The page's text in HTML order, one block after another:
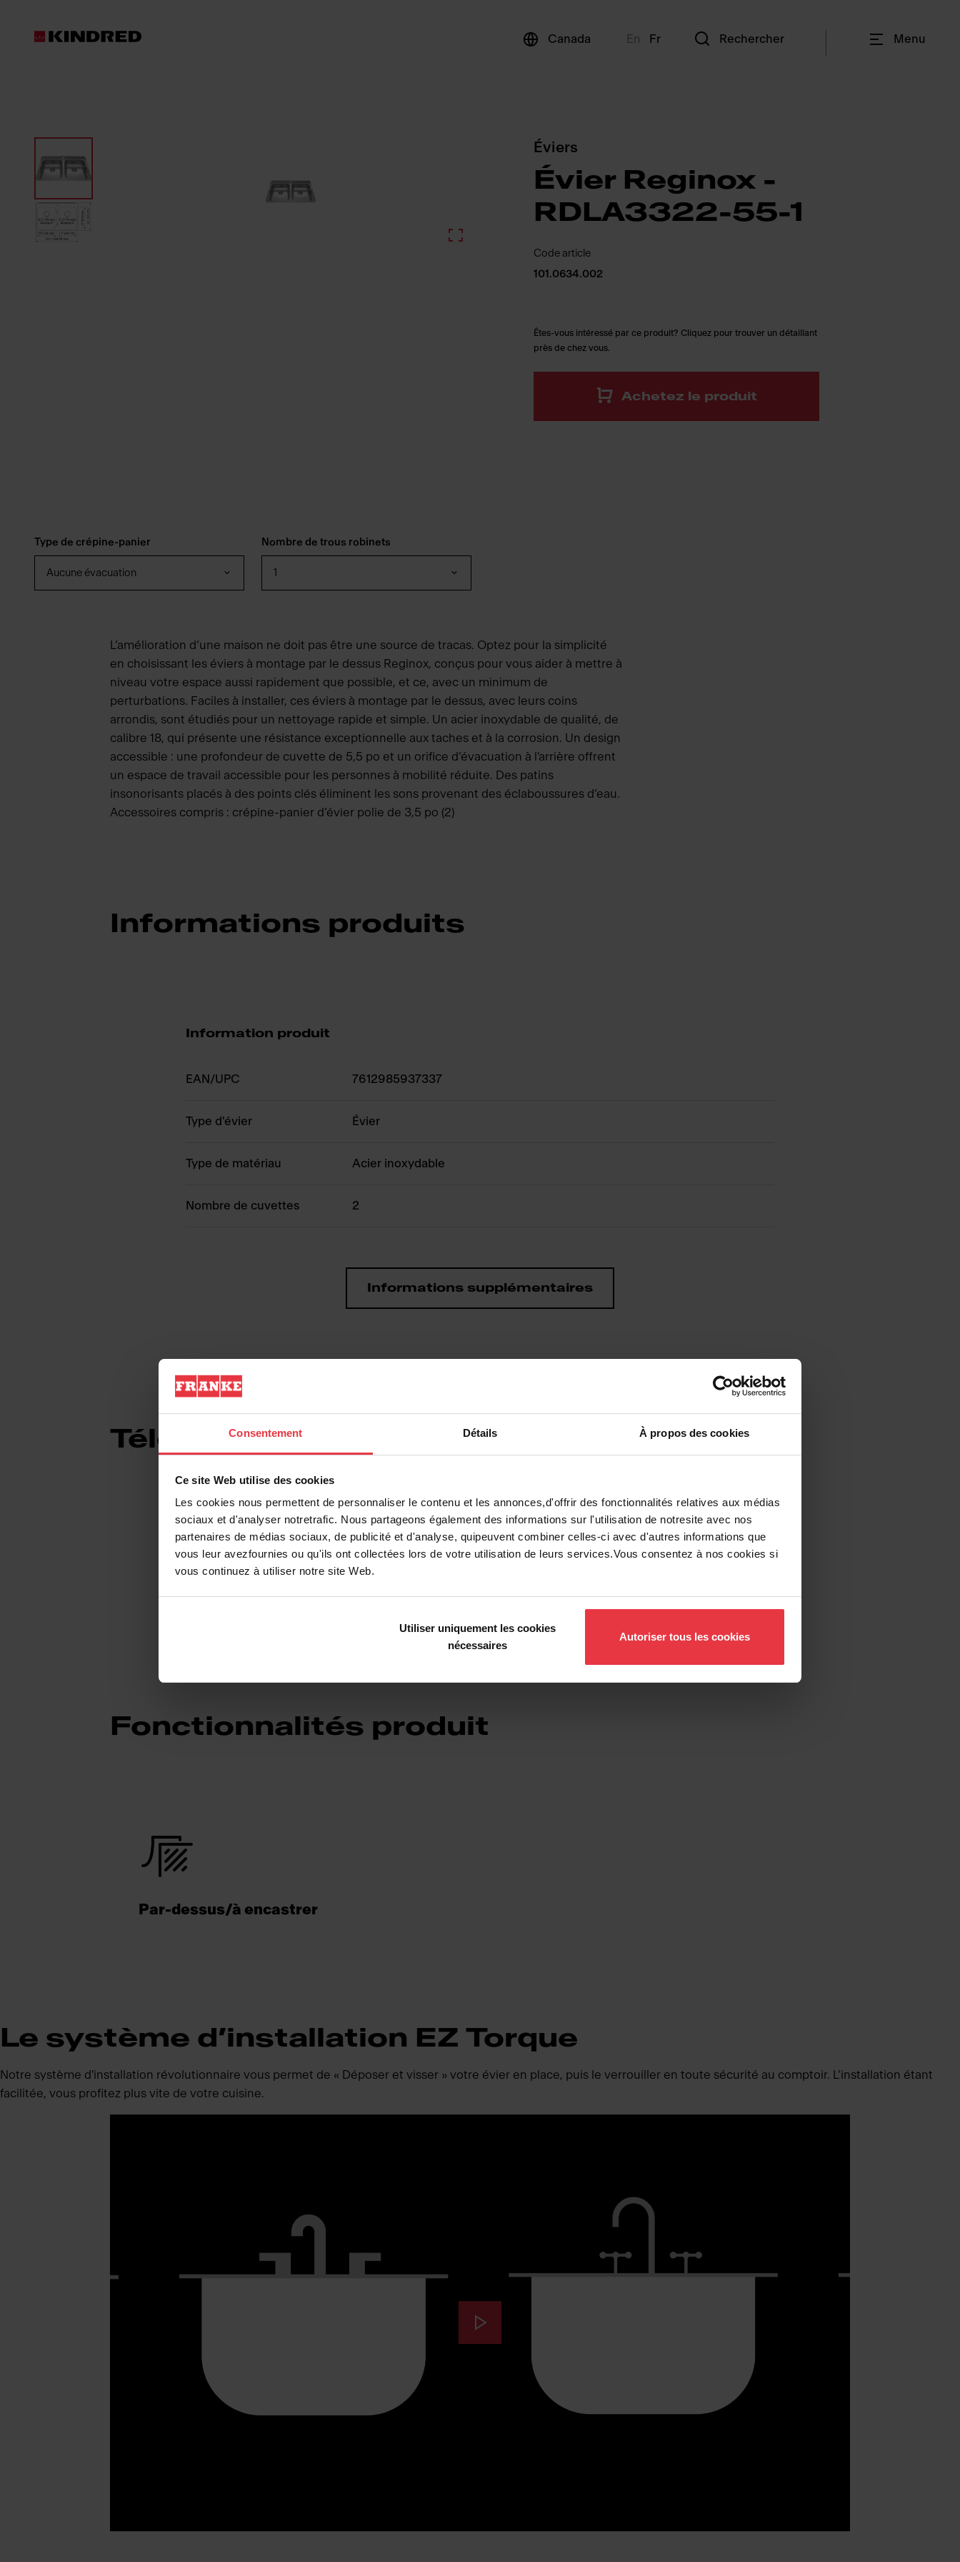
Consentement Détails À propos des cookies
Ce site Web utilise des cookies
Les cookies nous permettent de personnaliser le contenu et les annonces,d'offrir des fonctionnalités relatives aux médias
sociaux et d'analyser notretrafic. Nous partageons également des informations sur l'utilisation de notresite avec nos
partenaires de médias sociaux, de publicité et d'analyse, quipeuvent combiner celles-ci avec d'autres informations que
vous leur avezfournies ou qu'ils ont collectées lors de votre utilisation de leurs services.Vous consentez à nos cookies si
vous continuez à utiliser notre site Web.
Utiliser uniquement les cookies
nécessaires
Autoriser tous les cookies
Canada En Fr Rechercher Menu
Produits
Éviers
Évier Reginox -
RDLA3322-55-1
Code article
101.0634.002
Êtes-vous intéressé par ce produit? Cliquez pour trouver un détaillant
près de chez vous.
Achetez le produit
Type de crépine-panier
Aucune évacuation
Nombre de trous robinets
1
L’amélioration d’une maison ne doit pas être une source de tracas. Optez pour la simplicité
en choisissant les éviers à montage par le dessus Reginox, conçus pour vous aider à mettre à
niveau votre espace aussi rapidement que possible, et ce, avec un minimum de
perturbations. Faciles à installer, ces éviers à montage par le dessus, avec leurs coins
arrondis, sont étudiés pour un nettoyage rapide et simple. Un acier inoxydable de qualité, de
calibre 18, qui présente une résistance exceptionnelle aux taches et à la corrosion. Un design
accessible : une profondeur de cuvette de 5,5 po et un orifice d’évacuation à l'arrière offrent
un espace de travail accessible pour les personnes à mobilité réduite. Des patins
insonorisants placés à des points clés éliminent les sons provenant des éclaboussures d’eau.
Accessoires compris : crépine-panier d’évier polie de 3,5 po (2)
Informations produits
Information produit
EAN/UPC 7612985937337
Type d'évier Évier
Type de matériau Acier inoxydable
Nombre de cuvettes 2
Informations supplémentaires
Téléchargements
Fiche produit
Fonctionnalités produit
Par-dessus/à encastrer
Le système d’installation EZ Torque
Notre système d'installation révolutionnaire vous permet de « Déposer et visser » votre évier en place, puis le verrouiller en toute sécurité au comptoir. L’installation étant
facilitée, vous profitez plus vite de votre cuisine.